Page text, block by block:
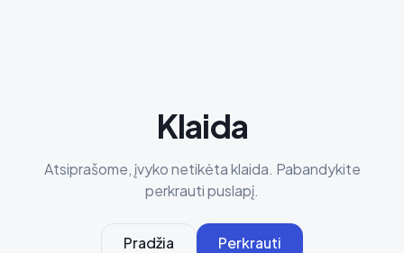
Klaida
Atsiprašome, įvyko netikėta klaida. Pabandykite
perkrauti puslapį.
Pradžia Perkrauti